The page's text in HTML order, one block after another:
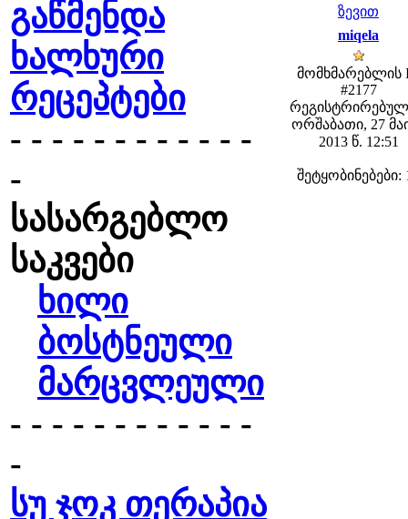
გაწმენდა
ხალხური
რეცეპტები
- - - - - - - - - - - -
-
სასარგებლო
საკვები
ხილი
ბოსტნეული
მარცვლეული
- - - - - - - - - - - -
-
სუ ჯოკ თერაპია
ზევით
miqela
მომხმარებლის
#2177
ორშაბათი, 27
2013 წ. 12:51
შეტყობინებები: